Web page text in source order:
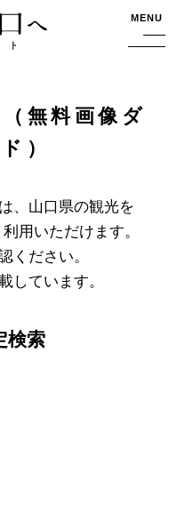
イト MENU
無料画像ダ
）
、山口県の観光を
用いただけます。
ください。
しています。
検索